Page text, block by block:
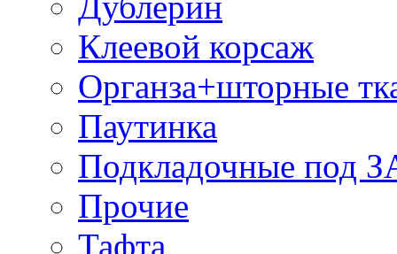
Клеевой корсаж
Органза+шторные
Паутинка
Подкладочные под
Прочие
Тафта